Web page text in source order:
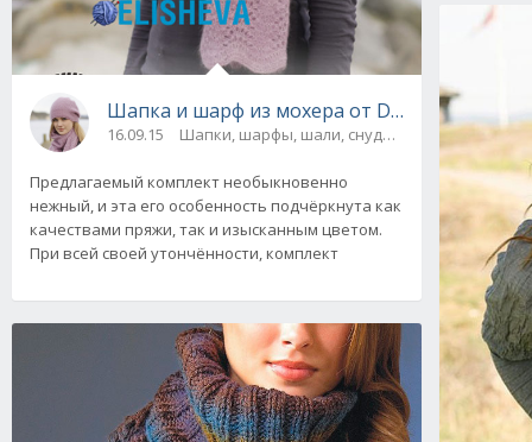
Шапка и шарф из мохера от Drops Design.
16.09.15 Шапки, шарфы, шали, снуды и палантины
Предлагаемый комплект необыкновенно
нежный, и эта его особенность подчёркнута как
качествами пряжи, так и изысканным цветом.
При всей своей утончённости, комплект